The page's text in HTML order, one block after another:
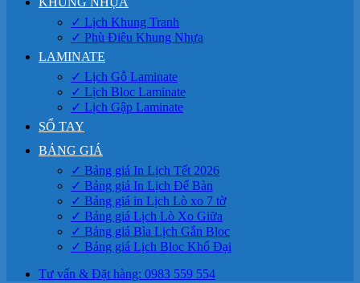
✓ Lịch Khung Tranh
✓ Phù Điêu Khung Nhựa
LAMINATE
✓ Lịch Gỗ Laminate
✓ Lịch Bloc Laminate
✓ Lịch Gập Laminate
SỔ TAY
BẢNG GIÁ
✓ Bảng giá In Lịch Tết 2026
✓ Bảng giá In Lịch Để Bàn
✓ Bảng giá in Lịch Lò xo 7 tờ
✓ Bảng giá Lịch Lò Xo Giữa
✓ Bảng giá Bìa Lịch Gắn Bloc
✓ Bảng giá Lịch Bloc Khổ Đại
Tư vấn & Đặt hàng: 0983 559 554